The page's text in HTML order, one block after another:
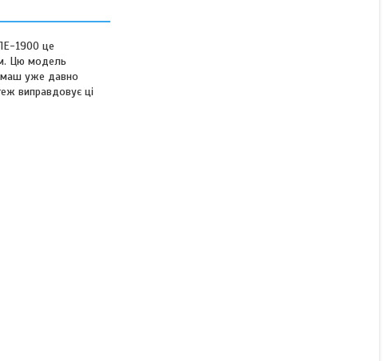
1900 це
Цю модель
уже давно
виправдовує ці